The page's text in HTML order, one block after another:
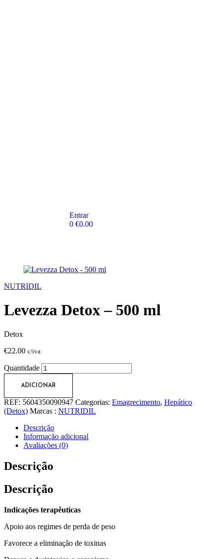
Entrar
0 €0.00
NUTRIDIL
Levezza Detox – 500 ml
Detox
€22.00 c/iva
Quantidade
ADICIONAR
REF: 5604350090947 Categorias: Emagrecimento, Hepático
(Detox) Marcas : NUTRIDIL
Descrição
Informação adicional
Avaliações (0)
Descrição
Descrição
Indicações terapêuticas
Apoio aos regimes de perda de peso
Favorece a eliminação de toxinas